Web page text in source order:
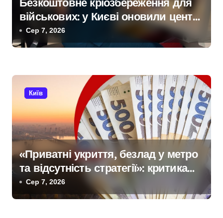
військових: у Києві оновили центр
репродуктивної медицини
Сер 7, 2026
Київ
«Приватні укриття, безлад у метро
та відсутність стратегії»: критика
політики безпеки Києва
Сер 7, 2026